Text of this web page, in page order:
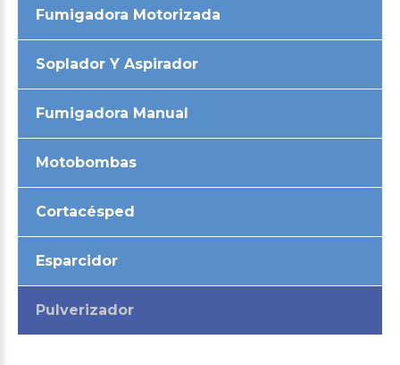
Fumigadora Motorizada
Soplador Y Aspirador
Fumigadora Manual
Motobombas
Cortacésped
Esparcidor
Pulverizador